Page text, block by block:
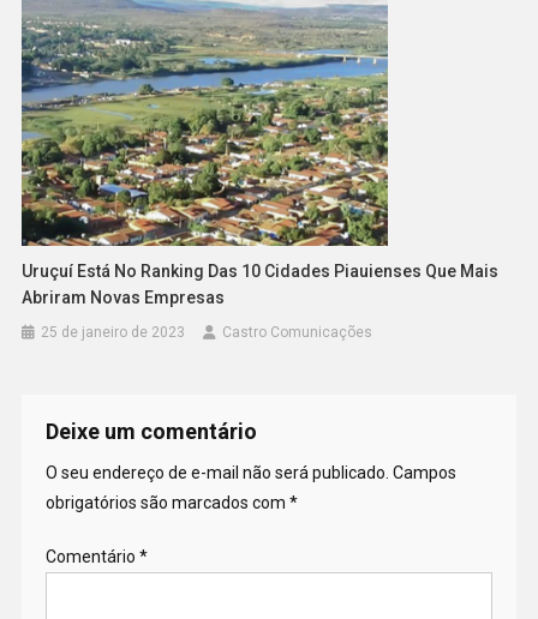
Uruçuí Está No Ranking Das 10 Cidades Piauienses Que Mais
Abriram Novas Empresas
25 de janeiro de 2023 Castro Comunicações
Deixe um comentário
O seu endereço de e-mail não será publicado. Campos
obrigatórios são marcados com *
Comentário *